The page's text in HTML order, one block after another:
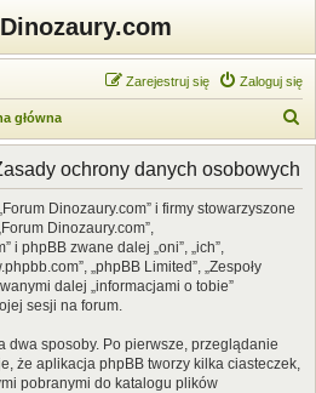
Zaloguj się
Zarejestruj się
główna
z
ochrony danych osobowych
Dinozaury.com” i firmy stowarzyszone
Dinozaury.com”,
i phpBB zwane dalej „oni”, „ich”,
„phpBB Limited”, „Zespoły
dalej „informacjami o tobie”
sesji na forum.
dwa sposoby. Po pierwsze, przeglądanie
że aplikacja phpBB tworzy kilka ciasteczek,
pobranymi do katalogu plików